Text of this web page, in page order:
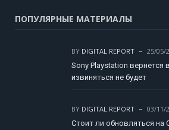
ПОПУЛЯРНЫЕ МАТЕРИАЛЫ
BY DIGITAL REPORT
25/05/
Sony Playstation вернется
извиняться не будет
BY DIGITAL REPORT
03/11/
Стоит ли обновляться на